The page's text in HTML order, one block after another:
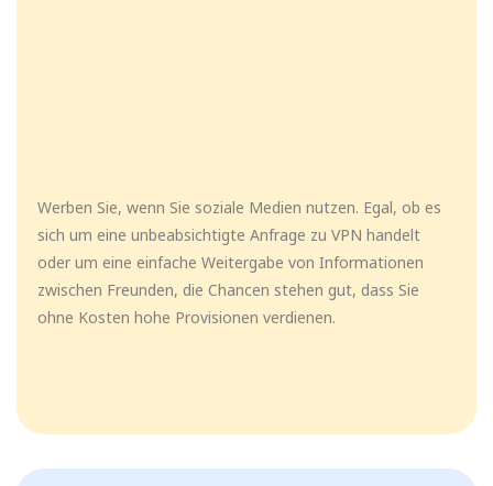
Werben Sie, wenn Sie soziale Medien nutzen. Egal, ob es
sich um eine unbeabsichtigte Anfrage zu VPN handelt
oder um eine einfache Weitergabe von Informationen
zwischen Freunden, die Chancen stehen gut, dass Sie
ohne Kosten hohe Provisionen verdienen.